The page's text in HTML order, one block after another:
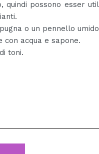
quindi possono esser
o un pennello
con acqua e sapone.
toni.